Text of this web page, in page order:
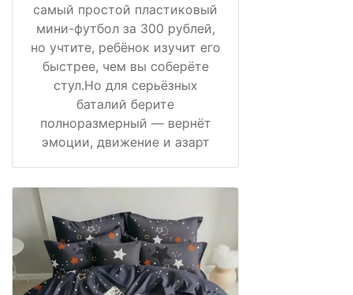
самый простой пластиковый
мини-футбол за 300 рублей,
но учтите, ребёнок изучит его
быстрее, чем вы соберёте
стул.Но для серьёзных
баталий берите
полноразмерный — вернёт
эмоции, движение и азарт